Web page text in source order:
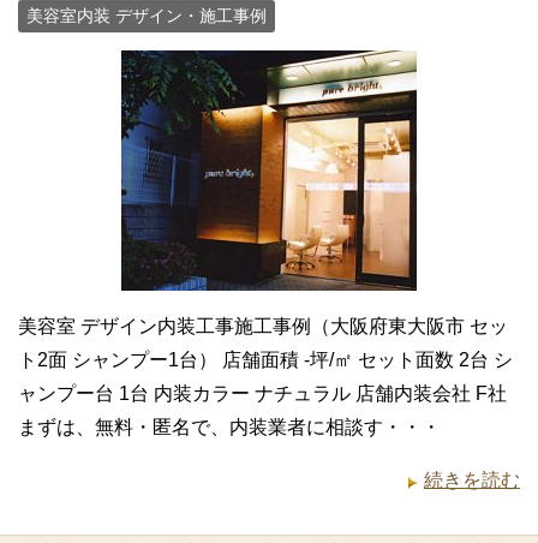
美容室内装 デザイン・施工事例
美容室 デザイン内装工事施工事例（大阪府東大阪市 セッ
ト2面 シャンプー1台） 店舗面積 -坪/㎡ セット面数 2台 シ
ャンプー台 1台 内装カラー ナチュラル 店舗内装会社 F社
まずは、無料・匿名で、内装業者に相談す・・・
続きを読む